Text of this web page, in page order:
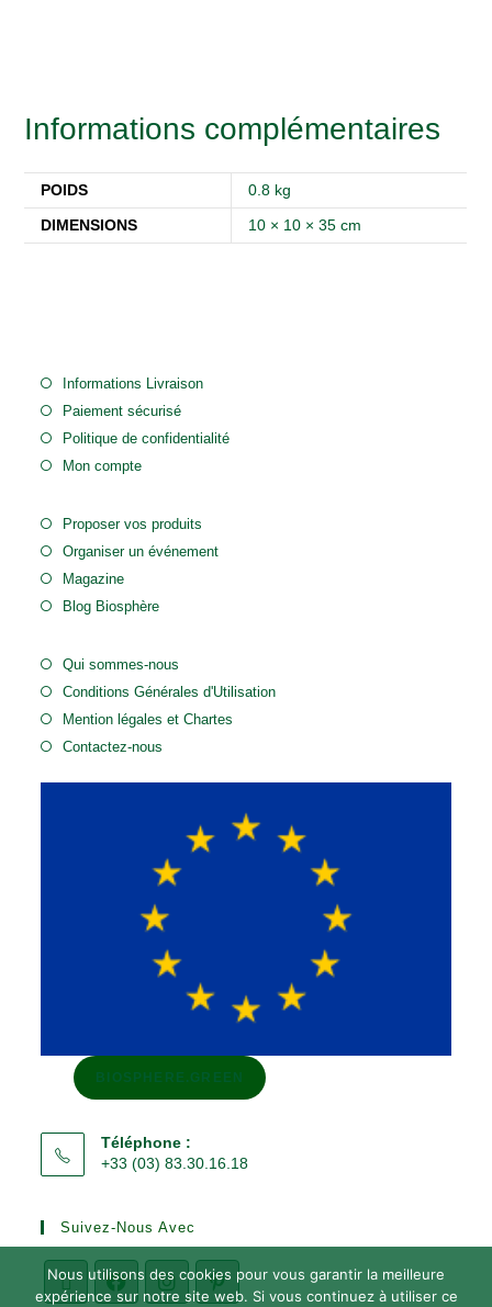
Informations complémentaires
POIDS
0.8 kg
DIMENSIONS
10 × 10 × 35 cm
Informations Livraison
Paiement sécurisé
Politique de confidentialité
Mon compte
Proposer vos produits
Organiser un événement
Magazine
Blog Biosphère
Qui sommes-nous
Conditions Générales d'Utilisation
Mention légales et Chartes
Contactez-nous
BIOSPHERE.GREEN
Téléphone :
+33 (03) 83.30.16.18
Suivez-Nous Avec
Nous utilisons des cookies pour vous garantir la meilleure
expérience sur notre site web. Si vous continuez à utiliser ce